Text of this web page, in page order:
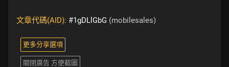
文章代碼(AID): #1gDLlGbG (mobilesales)
更多分享選項
關閉廣告 方便截圖